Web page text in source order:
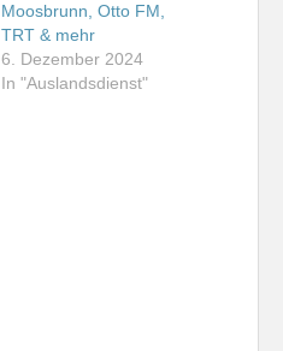
Moosbrunn, Otto FM,
TRT & mehr
6. Dezember 2024
In "Auslandsdienst"